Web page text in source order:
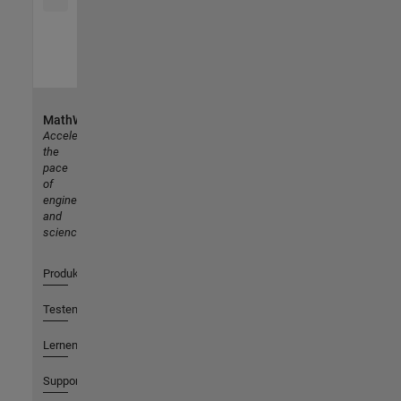
MathWorks
Accelerating
the
pace
of
engineering
and
science
Produkte
Testen oder Kaufen
Lernen
Support